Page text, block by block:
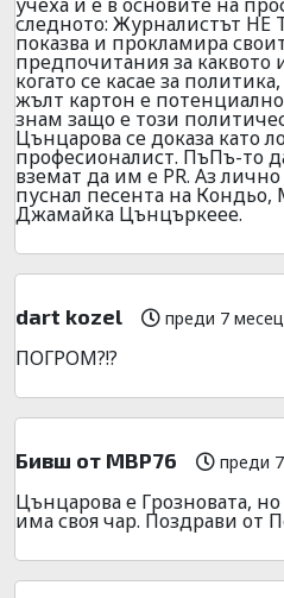
следното: Журналистът НЕ
показва и прокламира
предпочитания за каквото
когато се касае за
жълт картон е
знам защо е този
Цънцарова се доказа като
професионалист. ПъПъ-то
вземат да им е PR. Аз
пуснал песента на Кондьо,
Джамайка Цънцъркеее.
dart kozel преди 7
ПОГРОМ?!?
Бивш от МВР76 преди
Цънцарова е Грозновата, но
има своя чар. Поздрави от